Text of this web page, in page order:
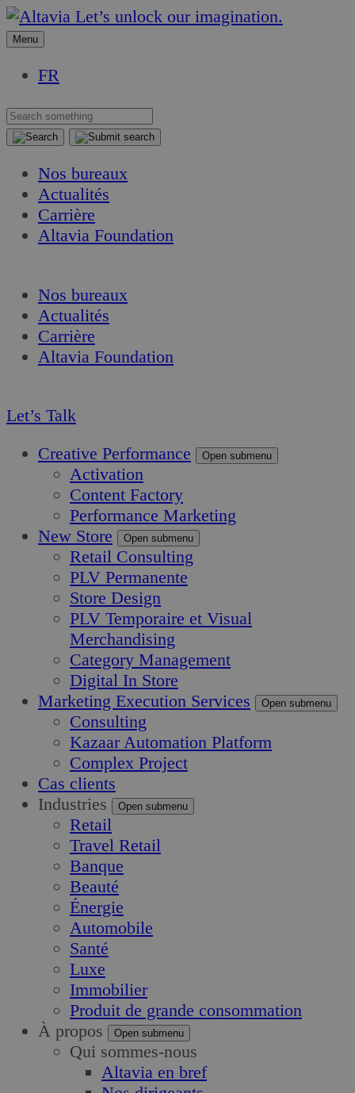
Aller
au
Aller
au
Let’s unlock our imagination.
Menu
FR
Nos bureaux
Actualités
Carrière
Altavia Foundation
Nos bureaux
Actualités
Carrière
Altavia Foundation
Let’s Talk
Creative Performance
Open submenu
Activation
Content Factory
Performance Marketing
New Store
Open submenu
Retail Consulting
PLV Permanente
Store Design
PLV Temporaire et Visual
Merchandising
Category Management
Digital In Store
Marketing Execution Services
Open submenu
Consulting
Kazaar Automation Platform
Complex Project
Cas clients
Industries
Open submenu
Retail
Travel Retail
Banque
Beauté
Énergie
Automobile
Santé
Luxe
Immobilier
Produit de grande consommation
À propos
Open submenu
Qui sommes-nous
Altavia en bref